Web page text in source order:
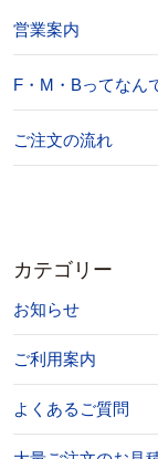
営業案内
F・M・Bってなん
ご注文の流れ
カテゴリー
お知らせ
ご利用案内
よくあるご質問